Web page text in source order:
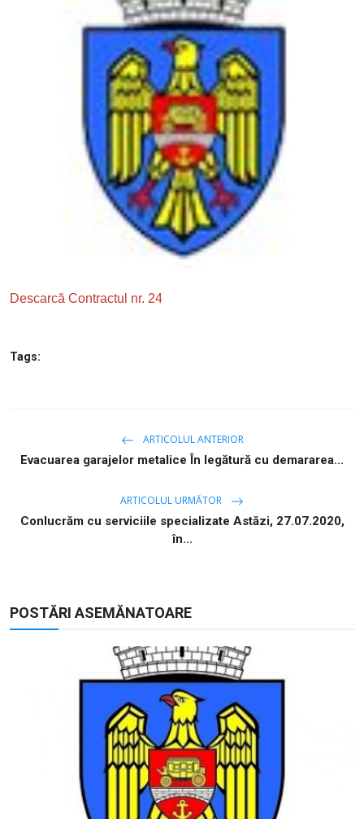
Căutați pe Internet
Descarcă Contractul nr. 24
Tags:
ARTICOLUL ANTERIOR
Evacuarea garajelor metalice În legătură cu demararea...
ARTICOLUL URMĂTOR
Conlucrăm cu serviciile specializate Astăzi, 27.07.2020,
în...
POSTĂRI ASEMĂNATOARE